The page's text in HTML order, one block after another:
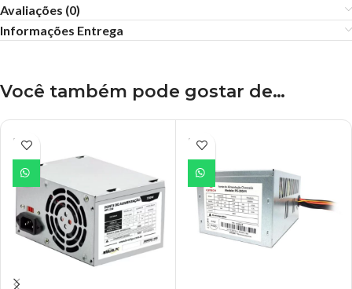
Avaliações (0)
Informações Entrega
Você também pode gostar de…
ESGO
TADO
ESGO
TADO